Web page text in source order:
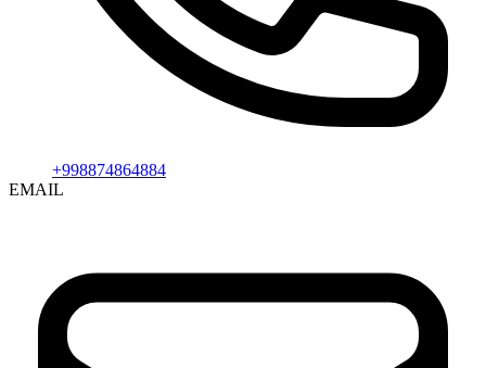
+998874864884
EMAIL